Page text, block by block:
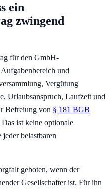
ein
zwingend
für den GmbH-
und
Vergütung
Urlaubsanspruch, Laufzeit und
Befreiung von § 181 BGB
ist keine optionale
belastbaren
geboten, wenn der
Gesellschafter ist. Für ihn